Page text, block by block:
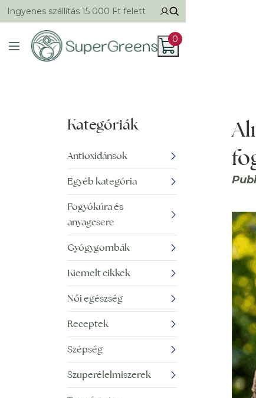
Ingyenes szállítás 15 000 Ft felett
0
Kategóriák
Antioxidánsok
Egyéb kategória
Fogyókúra és
anyagcsere
Gyógygombák
Kiemelt cikkek
Női egészség
Receptek
Szépség
Szuperélelmiszerek